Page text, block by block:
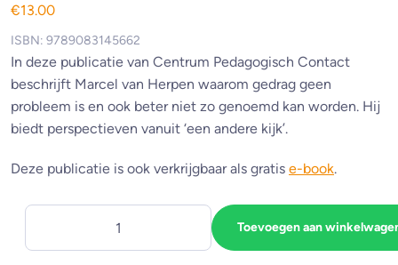
€13.00
ISBN: 9789083145662
In deze publicatie van Centrum Pedagogisch Contact
beschrijft Marcel van Herpen waarom gedrag geen
probleem is en ook beter niet zo genoemd kan worden. Hij
biedt perspectieven vanuit ‘een andere kijk’.
Deze publicatie is ook verkrijgbaar als gratis e-book.
Toevoegen aan